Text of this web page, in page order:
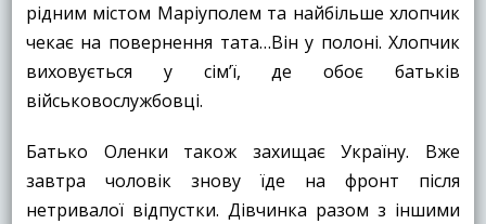
рідним містом Маріуполем та найбільше хлопчик
чекає на повернення тата…Він у полоні. Хлопчик
виховується у сім’ї, де обоє батьків
військовослужбовці.
Батько Оленки також захищає Україну. Вже
завтра чоловік знову їде на фронт після
нетривалої відпустки. Дівчинка разом з іншими